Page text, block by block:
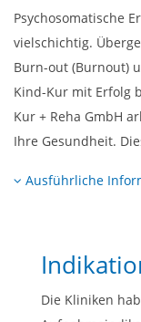
Psychosomatische
vielschichtig.
Burn-out (Burnout)
Kind-Kur mit Erfolg
Kur + Reha GmbH
Ihre Gesundheit.
Ausführliche
Die Kliniken